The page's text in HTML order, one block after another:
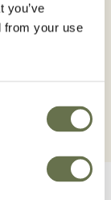
you’ve
from your use